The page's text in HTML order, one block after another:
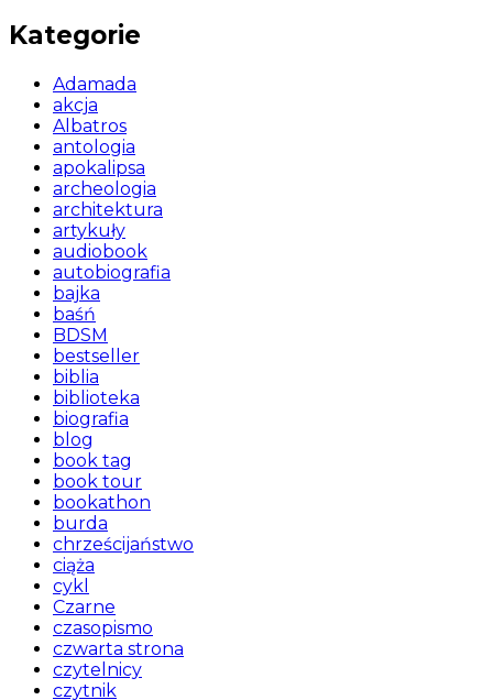
Kategorie
Adamada
akcja
Albatros
antologia
apokalipsa
archeologia
architektura
artykuły
audiobook
autobiografia
bajka
baśń
BDSM
bestseller
biblia
biblioteka
biografia
blog
book tag
book tour
bookathon
burda
chrześcijaństwo
ciąża
cykl
Czarne
czasopismo
czwarta strona
czytelnicy
czytnik